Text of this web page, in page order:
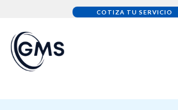
content
COTIZA TU SERVICIO